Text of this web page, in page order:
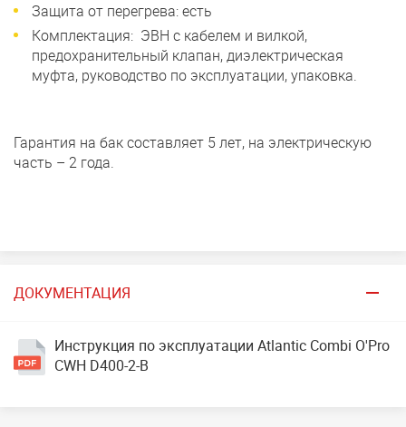
Защита от перегрева: есть
Комплектация: ЭВН с кабелем и вилкой,
предохранительный клапан, диэлектрическая
муфта, руководство по эксплуатации, упаковка.
Гарантия на бак составляет 5 лет, на электрическую
часть – 2 года.
ДОКУМЕНТАЦИЯ
Инструкция по эксплуатации Atlantic Combi O'Pro
CWH D400-2-B